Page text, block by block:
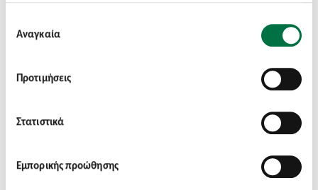
συγκατάθεσης
Αναγκαία
Προτιμήσεις
Στατιστικά
Εμπορικής προώθησης
ΝΟΜΙΚΕΣ ΥΠΗΡΕΣΙΕΣ